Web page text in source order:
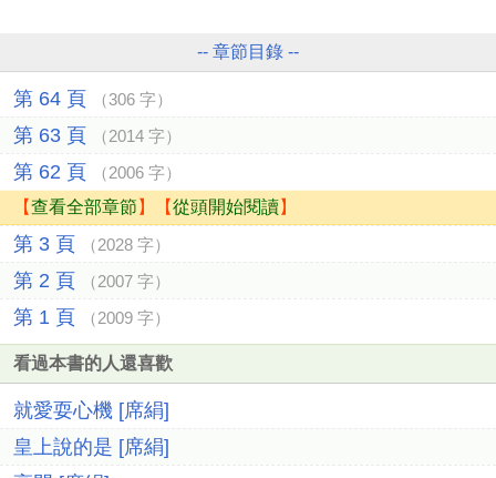
-- 章節目錄 --
第 64 頁 （306 字）
第 63 頁 （2014 字）
第 62 頁 （2006 字）
【查看全部章節 】【從頭開始閱讀】
第 3 頁 （2028 字）
第 2 頁 （2007 字）
第 1 頁 （2009 字）
看過本書的人還喜歡
就愛耍心機 [席絹]
皇上說的是 [席絹]